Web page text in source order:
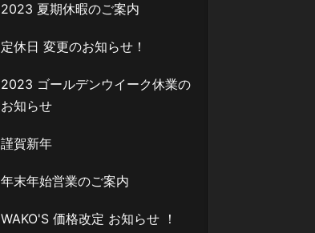
2023 夏期休暇のご案内
定休日 変更のお知らせ！
2023 ゴールデンウイーク休業の
お知らせ
謹賀新年
年末年始営業のご案内
WAKO'S 価格改定 お知らせ ！